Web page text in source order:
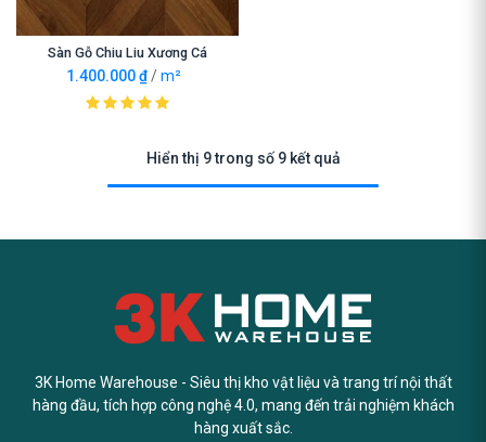
Sàn Gỗ Chiu Liu Xương Cá
1.400.000₫ /m²
Hiển thị 9 trong số 9 kết quả
3K Home Warehouse - Siêu thị kho vật liệu và trang trí nội thất
hàng đầu, tích hợp công nghệ 4.0, mang đến trải nghiệm khách
hàng xuất sắc.